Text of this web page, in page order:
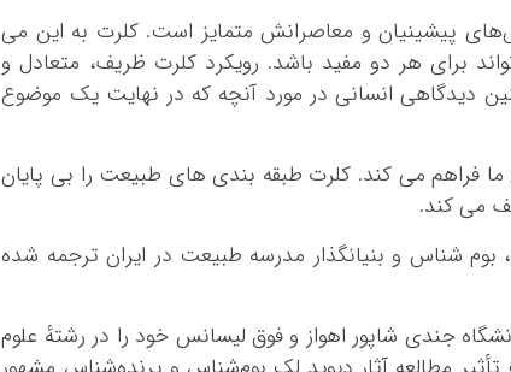
پیشینیان و معاصرانش متمایز است. کلرت به این می
برای هر دو مفید باشد. رویکرد کلرت ظریف، متعادل و
دیدگاهی انسانی در مورد آنچه که در نهایت یک موضوع
فراهم می کند. کلرت طبقه بندی های طبیعت را بی پایان
می کند.
بوم شناس و بنیانگذار مدرسه طبیعت در ایران ترجمه شده
جندی شاپور اهواز و فوق لیسانس خود را در رشتهٔ علوم